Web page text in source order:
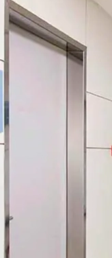
> We love